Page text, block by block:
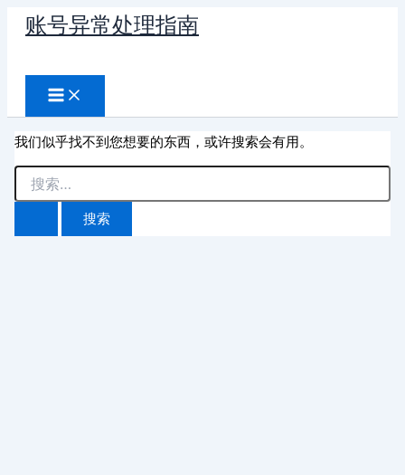
账号异常处理指南
索
我们似乎找不到您想要的东西，或许搜索会有用。
搜
索：